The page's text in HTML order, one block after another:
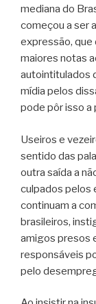
mediana do
começou a ser
expressão, que
maiores notas
autointitulados
mídia pelos
pode pôr isso a
Useiros e
sentido das
outra saída a
culpados pelos
continuam a
brasileiros,
amigos presos
responsáveis
pelo